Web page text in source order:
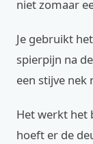
niet zomaar
Je gebruikt
spierpijn na
een stijve nek
Het werkt het
hoeft er de